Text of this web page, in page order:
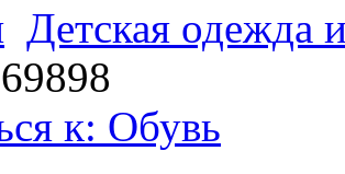
Детская одежда
к: Обувь